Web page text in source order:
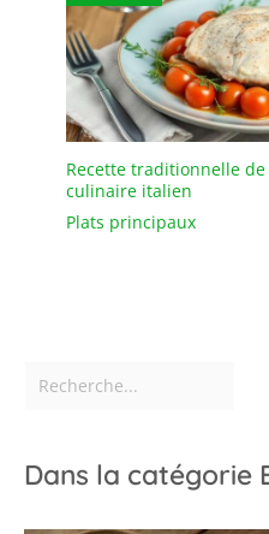
Recette traditionnelle de
culinaire italien
Plats principaux
Dans la catégorie